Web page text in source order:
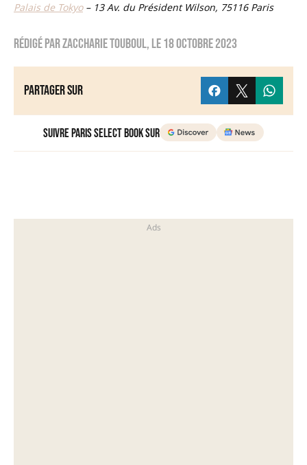
Palais de Tokyo– 13 Av. du Président Wilson, 75116 Paris
Rédigé parZaccharie TOUBOUL, le18 octobre 2023
Partager sur
Suivre Paris Select Book sur